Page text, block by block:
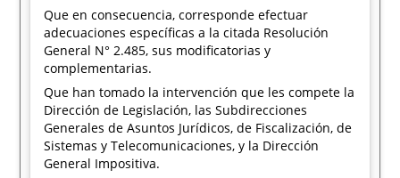
Que en consecuencia, corresponde efectuar
adecuaciones específicas a la citada Resolución
General N° 2.485, sus modificatorias y
complementarias.
Que han tomado la intervención que les compete la
Dirección de Legislación, las Subdirecciones
Generales de Asuntos Jurídicos, de Fiscalización, de
Sistemas y Telecomunicaciones, y la Dirección
General Impositiva.